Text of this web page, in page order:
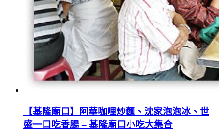
【基隆廟口】阿華咖哩炒麵、沈家泡泡冰、世
盛一口吃香腸 – 基隆廟口小吃大集合